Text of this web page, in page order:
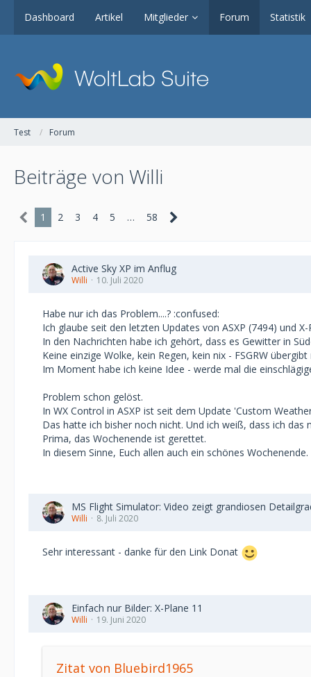
Dashboard Artikel Mitglieder Forum Statistik
Test Forum
Beiträge von Willi
1 2 3 4 5 … 58
Active Sky XP im Anflug
Willi 10. Juli 2020
Habe nur ich das Problem....? :confused:
Ich glaube seit den letzten Updates von ASXP (7494) und
In den Nachrichten habe ich gehört, dass es Gewitter in
Keine einzige Wolke, kein Regen, kein nix - FSGRW
Im Moment habe ich keine Idee - werde mal die
Problem schon gelöst.
In WX Control in ASXP ist seit dem Update 'Custom
Das hatte ich bisher noch nicht. Und ich weiß, dass ich
Prima, das Wochenende ist gerettet.
In diesem Sinne, Euch allen auch ein schönes Wochenende.
MS Flight Simulator: Video zeigt grandiosen
Willi 8. Juli 2020
Sehr interessant - danke für den Link Donat
Einfach nur Bilder: X-Plane 11
Willi 19. Juni 2020
Zitat von Bluebird1965